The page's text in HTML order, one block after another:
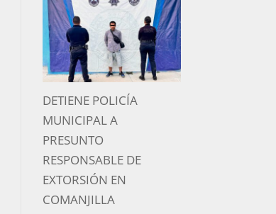
DETIENE POLICÍA
MUNICIPAL A
PRESUNTO
RESPONSABLE DE
EXTORSIÓN EN
COMANJILLA